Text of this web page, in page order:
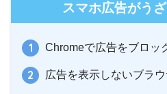
スマホ広告がう
Chromeで広告をブロッ
広告を表示しないブラウ